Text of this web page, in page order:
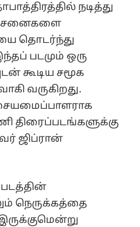
நடித்து
தொடர்ந்து
படமும் ஒரு
கூடிய சமூக
வருகிறது.
திரைப்படங்களுக்கு
ஜிப்ரான்
நெருக்கத்தை